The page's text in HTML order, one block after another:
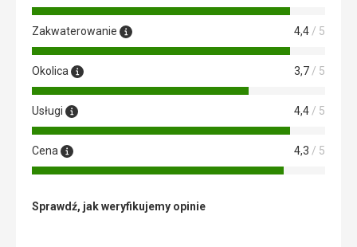
Zakwaterowanie 4,4/ 5
Okolica 3,7/ 5
Usługi 4,4/ 5
Cena 4,3 / 5
Sprawdź, jak weryfikujemy opinie